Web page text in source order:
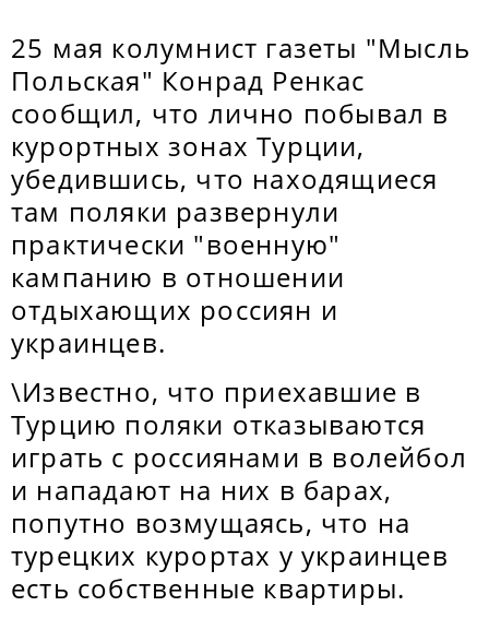
25 мая колумнист газеты "Мысль
Польская" Конрад Ренкас
сообщил, что лично побывал в
курортных зонах Турции,
убедившись, что находящиеся
там поляки развернули
практически "военную"
кампанию в отношении
отдыхающих россиян и
украинцев.
\Известно, что приехавшие в
Турцию поляки отказываются
играть с россиянами в волейбол
и нападают на них в барах,
попутно возмущаясь, что на
турецких курортах у украинцев
есть собственные квартиры.